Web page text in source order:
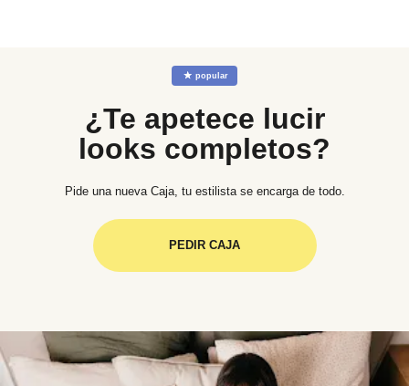
☆ popular
¿Te apetece lucir
looks completos?
Pide una nueva Caja, tu estilista se encarga de todo.
PEDIR CAJA